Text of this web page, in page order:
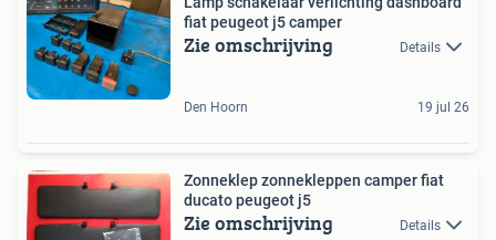
fiat peugeot j5 camper
Zie omschrijving Details
Den Hoorn 19 jul 26
Zonneklep zonnekleppen camper fiat
ducato peugeot j5
Zie omschrijving Details